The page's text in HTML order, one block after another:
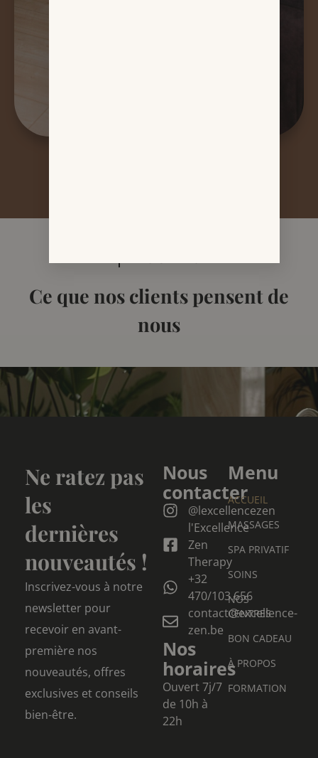
Ce que nos clients pensent de
nous
Ne ratez pas
les
dernières
nouveautés !
Inscrivez-vous à notre
newsletter pour
recevoir en avant-
première nos
nouveautés, offres
exclusives et conseils
bien-être.
Menu
ACCUEIL
MASSAGES
SPA PRIVATIF
SOINS
NOS
CENTRES
BON CADEAU
À PROPOS
FORMATION
Nous
contacter
@lexcellencezen
l'Excellence
Zen
Therapy
+32
470/103.656
contact@excellence-
zen.be
Nos
horaires
Ouvert 7j/7
de 10h à
22h